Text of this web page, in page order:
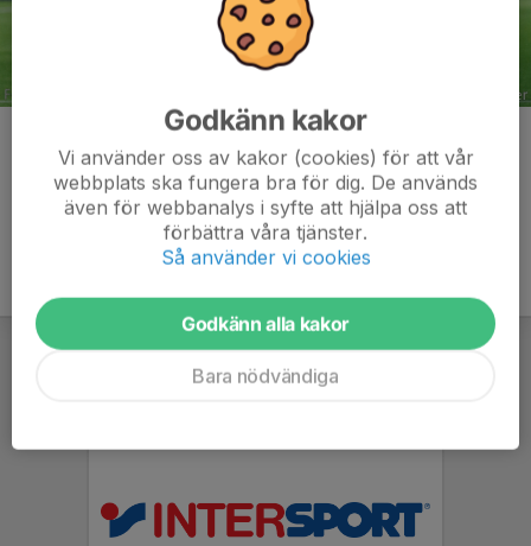
Godkänn kakor
Vi använder oss av kakor (cookies) för att vår
webbplats ska fungera bra för dig. De används
även för webbanalys i syfte att hjälpa oss att
förbättra våra tjänster.
Så använder vi cookies
Godkänn alla kakor
Bara nödvändiga